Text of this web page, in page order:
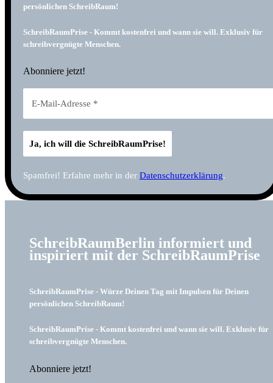
persönlichen SchreibRaum!
SchreibRaumPrise - Kommt kostenfrei und wann sie will. Exklusiv für
schreibvergnügte Menschen.
Abonniere jetzt!
Spamfrei! Erfahre mehr in der Datenschutzerklärung.
SchreibRaumBerlin informiert und
inspiriert mit der SchreibRaumPrise
SchreibRaumPrise - Würze Deinen Tag mit Impulsen für Deinen
persönlichen SchreibRaum!
SchreibRaumPrise - Kommt kostenfrei und wann sie will. Exklusiv für
schreibvergnügte Menschen.
Abonniere jetzt!